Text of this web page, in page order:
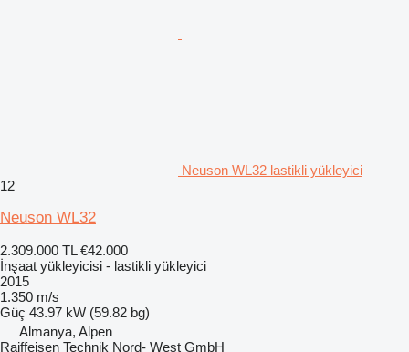
Neuson WL32 lastikli yükleyici
12
Neuson WL32
2.309.000 TL €42.000
İnşaat yükleyicisi - lastikli yükleyici
2015
1.350 m/s
Güç 43.97 kW (59.82 bg)
Almanya, Alpen
Raiffeisen Technik Nord- West GmbH